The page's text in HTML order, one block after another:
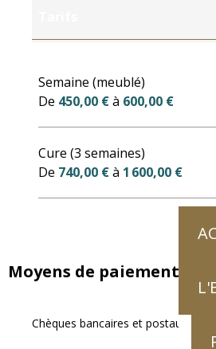
Semaine (meublé)
De 450,00 €à 600,00 €
Cure (3 semaines)
De 740,00 €à 1 600,00 €
Moyens de paiement
Chèques bancaires et postaux